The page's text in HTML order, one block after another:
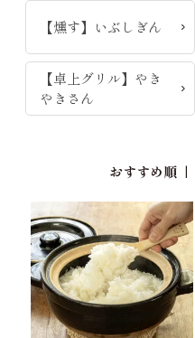
【燻す】いぶしぎん
【卓上グリル】やき
やきさん
おすすめ順|